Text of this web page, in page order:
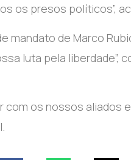
os presos políticos”,
mandato de Marco
luta pela liberdade”,
com os nossos aliados